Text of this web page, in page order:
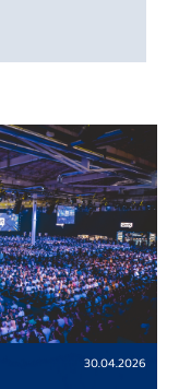
30.04.2026